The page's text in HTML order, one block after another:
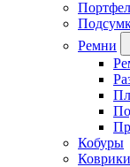
Ремни
Кобуры